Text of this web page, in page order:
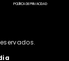
POLÍTICA DE PRIVACIDAD